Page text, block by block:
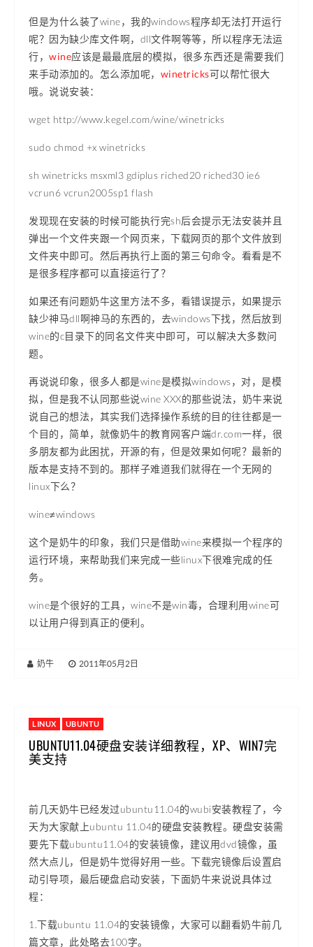
但是为什么装了wine，我的windows程序却无法打开运行
呢？因为缺少库文件啊，dll文件啊等等，所以程序无法运
行， wine应该是最最底层的模拟，很多东西还是需要我们
来手动添加的。怎么添加呢， winetricks可以帮忙很大
哦。说说安装：
wget http://www.kegel.com/wine/winetricks
sudo chmod +x winetricks
sh winetricks msxml3 gdiplus riched20 riched30 ie6
vcrun6 vcrun2005sp1 flash
发现现在安装的时候可能执行完sh后会提示无法安装并且
弹出一个文件夹跟一个网页来，下载网页的那个文件放到
文件夹中即可。然后再执行上面的第三句命令。看看是不
是很多程序都可以直接运行了？
如果还有问题奶牛这里方法不多，看错误提示，如果提示
缺少神马dll啊神马的东西的，去windows下找，然后放到
wine的c目录下的同名文件夹中即可，可以解决大多数问
题。
再说说印象，很多人都是wine是模拟windows，对，是模
拟，但是我不认同那些说wine XXX的那些说法，奶牛来说
说自己的想法，其实我们选择操作系统的目的往往都是一
个目的，简单，就像奶牛的教育网客户端dr.com一样，很
多朋友都为此困扰，开源的有，但是效果如何呢？最新的
版本是支持不到的。那样子难道我们就得在一个无网的
linux下么？
wine≠windows
这个是奶牛的印象，我们只是借助wine来模拟一个程序的
运行环境，来帮助我们来完成一些linux下很难完成的任
务。
wine是个很好的工具，wine不是win毒，合理利用wine可
以让用户得到真正的便利。
奶牛 2011年05月2日
LINUX UBUNTU
UBUNTU11.04硬盘安装详细教程，XP、WIN7完
美支持
前几天奶牛已经发过ubuntu11.04的wubi安装教程了，今
天为大家献上ubuntu 11.04的硬盘安装教程。硬盘安装需
要先下载ubuntu11.04的安装镜像，建议用dvd镜像，虽
然大点儿，但是奶牛觉得好用一些。下载完镜像后设置启
动引导项，最后硬盘启动安装，下面奶牛来说说具体过
程：
1.下载ubuntu 11.04的安装镜像，大家可以翻看奶牛前几
篇文章，此处略去100字。